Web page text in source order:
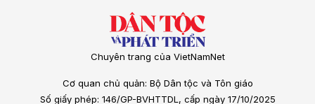
Chuyên trang của VietNamNet
Cơ quan chủ quản: Bộ Dân tộc và Tôn giáo
Số giấy phép: 146/GP-BVHTTDL, cấp ngày 17/10/2025